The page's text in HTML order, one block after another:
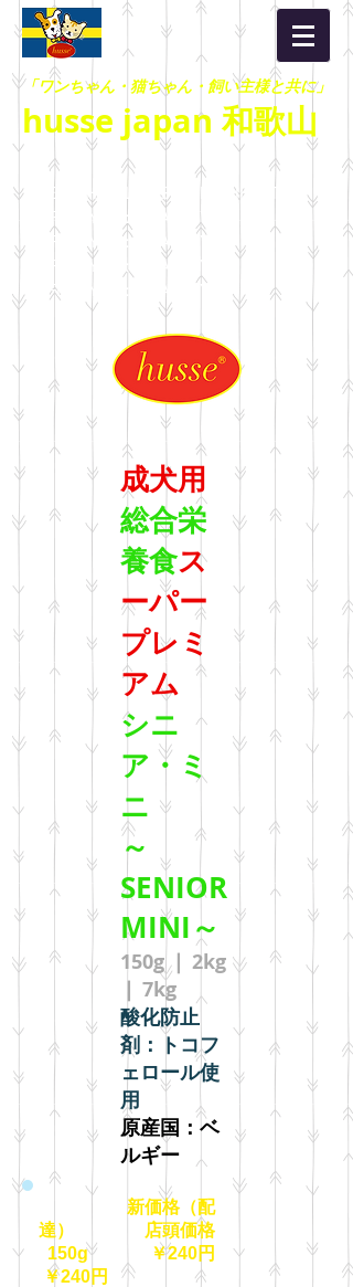
「ワンちゃん・猫ちゃん・飼い主様と共に」
husse japan 和歌山
HEALTHY LIFESTYLE：HEALTHY
LIFESTYLE：HEALTHY
LIFESTYLE：HEALTHY
LIFESTYLE：HEALTHY
LIFESTYLE：HEALTHY
成犬用
総合栄
養食ス
ーパー
プレミ
アム
シニ
ア・ミ
ニ
～
SENIOR
MINI～
150g ❘ 2kg
❘ 7kg
酸化防止
剤：トコフ
ェロール使
用
原産国：ベ
ルギー
新価格（配
達） 店頭価格
150g ￥240円
￥240円